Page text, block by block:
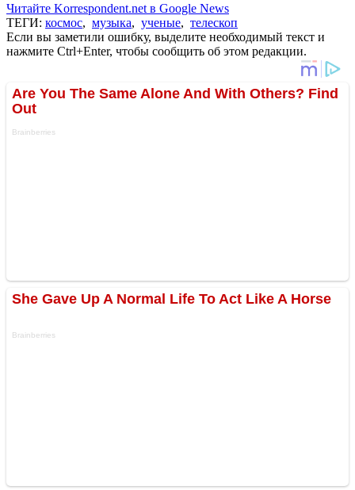
Читайте Korrespondent.net в Google News
ТЕГИ: космос, музыка, ученые, телескоп
Если вы заметили ошибку, выделите необходимый текст и
нажмите Ctrl+Enter, чтобы сообщить об этом редакции.